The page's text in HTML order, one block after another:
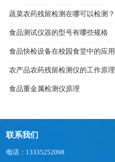
食品测试仪器的型号有哪些规格
食品快检设备在校园食堂中的应用
农产品农药残留检测仪的工作原理
食品重金属检测仪原理
联系我们
电话：13335252098